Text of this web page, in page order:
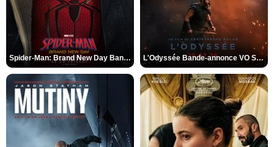
Spider-Man: Brand New Day Bande-annonce VO STFR L'Odyssée Bande-annonce VO STFR